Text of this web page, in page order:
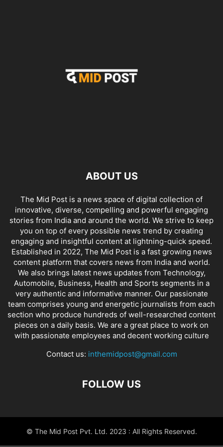
ABOUT US
The Mid Post is a news space of digital collection of
innovative, diverse, compelling and powerful engaging
stories from India and around the world. We strive to keep
you on top of every possible news trend by creating
engaging and insightful content at lightning-quick speed.
Established in 2022, The Mid Post is a fast growing news
content platform that covers news from India and world.
We also brings latest news updates from Technology,
Automobile, Business, Health and Sports segments in a
very authentic and informative manner. Our passionate
team comprises young and energetic journalists from each
section who produce hundreds of well-researched content
pieces on a daily basis. We are a great place to work on
with passionate employees and decent working culture
Contact us: inthemidpost@gmail.com
FOLLOW US
© The Mid Post Pvt. Ltd. 2023 : All Rights Reserved.